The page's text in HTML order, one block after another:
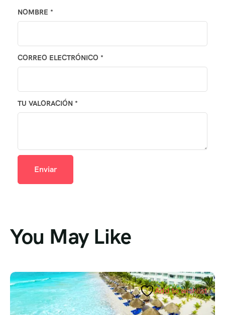
TU VALORACIÓN *
NOMBRE *
CORREO ELECTRÓNICO *
You May Like
Add to wishlist